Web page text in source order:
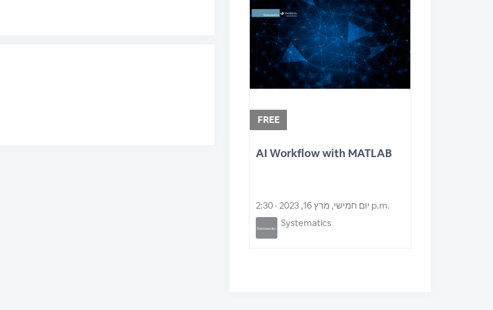
FREE
AI Workflow with MATLAB
יום חמישי, מרץ 16, 2023 · 2:30 p.m.
Systematics